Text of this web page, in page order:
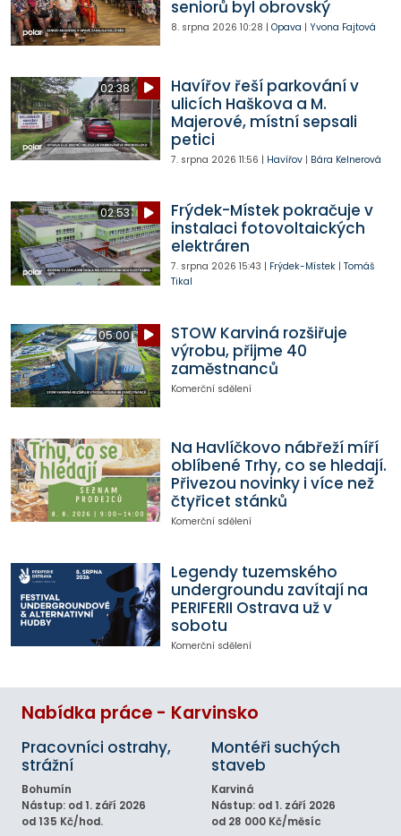
seniorů byl obrovský
8. srpna 2026 10:28 | Opava | Yvona Fajtová
02:38
Havířov řeší parkování v
ulicích Haškova a M.
Majerové, místní sepsali
petici
7. srpna 2026 11:56 | Havířov| Bára Kelnerová
02:53
Frýdek-Místek pokračuje v
instalaci fotovoltaických
elektráren
7. srpna 2026 15:43 | Frýdek-Místek| Tomáš
Tikal
05:00
STOW Karviná rozšiřuje
výrobu, přijme 40
zaměstnanců
Komerční sdělení
Na Havlíčkovo nábřeží míří
oblíbené Trhy, co se hledají.
Přivezou novinky i více než
čtyřicet stánků
Komerční sdělení
Legendy tuzemského
undergroundu zavítají na
PERIFERII Ostrava už v
sobotu
Komerční sdělení
Nabídka práce - Karvinsko
Pracovníci ostrahy,
strážní
Bohumín
Nástup: od 1. září 2026
od 135 Kč/hod.
Montéři suchých
staveb
Karviná
Nástup: od 1. září 2026
od 28 000 Kč/měsíc